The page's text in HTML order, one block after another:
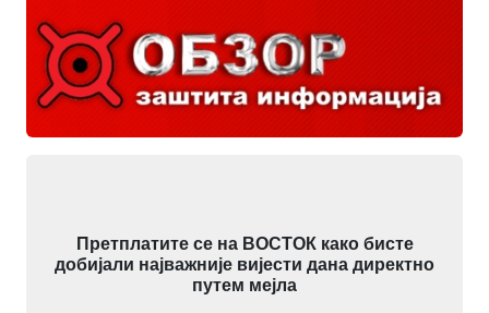
Претплатите се на ВОСТОК како бисте
добијали најважније вијести дана директно
путем мејла